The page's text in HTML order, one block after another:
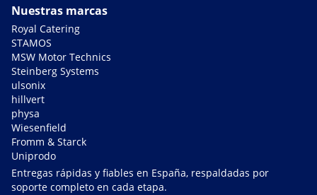
Nuestras marcas
Royal Catering
STAMOS
MSW Motor Technics
Steinberg Systems
ulsonix
hillvert
physa
Wiesenfield
Fromm & Starck
Uniprodo
Entregas rápidas y fiables en España, respaldadas por
soporte completo en cada etapa.